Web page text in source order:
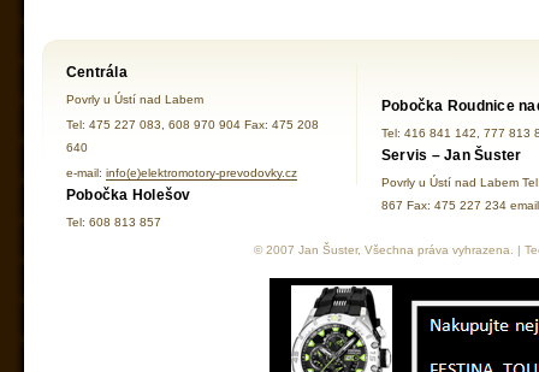
Centrála
Povrly u Ústí nad Labem
Tel: 475 227 083, 608 970 904 Fax: 475 208
640
e-mail: info(e)elektromotory-prevodovky.cz
Pobočka Holešov
Tel: 608 813 857
Pobočka Roudnice
Tel: 416 841 142, 777 813
Servis – Jan Šuster
Povrly u Ústí nad Labem
867 Fax: 475 227 234
© 2007 Jan Šuster, Všechna práva vyhrazena. |